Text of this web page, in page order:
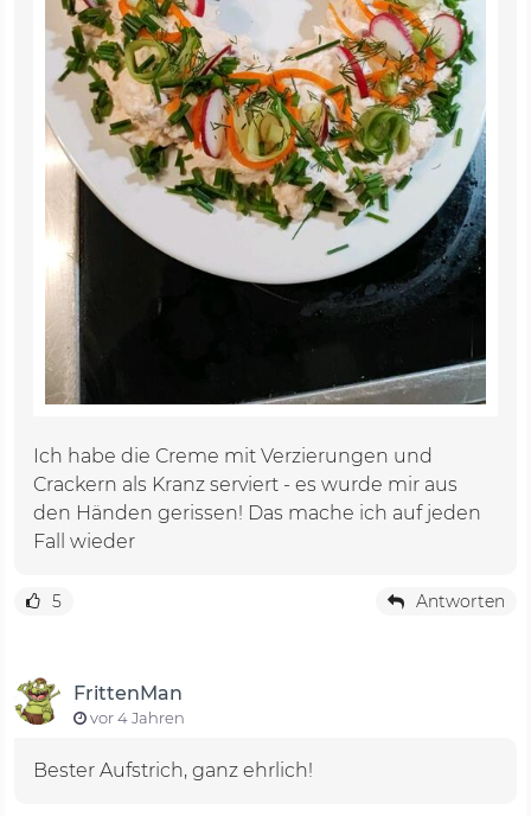
Ich habe die Creme mit Verzierungen und
Crackern als Kranz serviert - es wurde mir aus
den Händen gerissen! Das mache ich auf jeden
Fall wieder
5 Antworten
FrittenMan
vor 4 Jahren
Bester Aufstrich, ganz ehrlich!